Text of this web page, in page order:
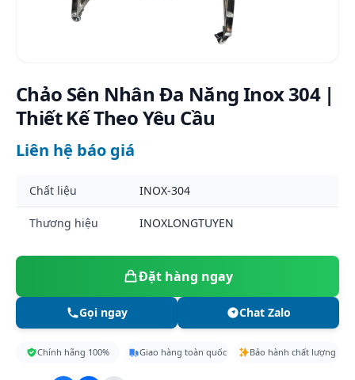
Chảo Sên Nhân Đa Năng Inox 304 |
Thiết Kế Theo Yêu Cầu
Liên hệ báo giá
Chất liệu INOX-304
Thương hiệu INOXLONGTUYEN
Đặt hàng ngay
Gọi ngay Chat Zalo
Chính hãng 100% Giao hàng toàn quốc Bảo hành chất lượng